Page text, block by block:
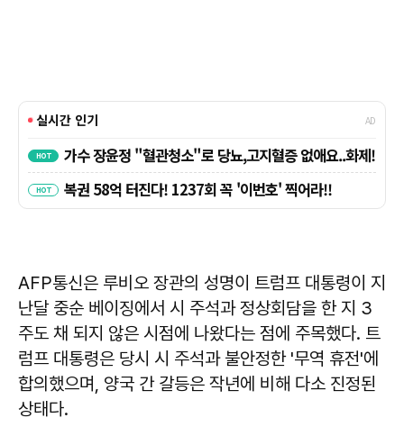
AFP통신은 루비오 장관의 성명이 트럼프 대통령이 지
난달 중순 베이징에서 시 주석과 정상회담을 한 지 3
주도 채 되지 않은 시점에 나왔다는 점에 주목했다. 트
럼프 대통령은 당시 시 주석과 불안정한 '무역 휴전'에
합의했으며, 양국 간 갈등은 작년에 비해 다소 진정된
상태다.